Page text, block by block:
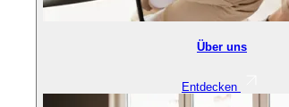
Über uns
Entdecken